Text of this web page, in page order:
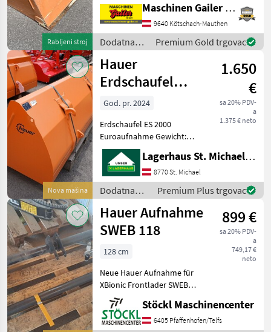
Rabljeni stroj
nosačem za montažu 118
cm - Širina 240 cm -
Kapacitet/Volumen 1, 23 m³
- Visina 80 cm - Dubina 1
Maschinen Gailer GmbH
9640 Kötschach-Mauthen
Dodatna
oprema za
traktore /
Hauer
Premium Gold trgovac
Nova mašina
Hauer
Erdschaufel
2000 POM-C SW-
Euro
1.650
€
sa 20% PDV-
a
1.375 € neto
God. pr. 2024
Erdschaufel ES 2000
Euroaufnahme Gewicht:
214, 4 kg Volumen: 0, 67 m³
ohne Zähne Um Ihnen
unnötige Wartezeiten oder
Wegstrecken zu ersparen,
bitten wir Sie um vorher
Lagerhaus St. Michael ob Leoben eGen
8770 St. Michael
Dodatna
oprema za
traktore /
Hauer
Premium Plus trgovac
Hauer Aufnahme
SWEB 118
899 €
sa 20% PDV-
a
749,17 €
neto
128 cm
Neue Hauer Aufnahme für
XBionic Frontlader SWEB
118. Dodatna oprema za
traktore Prednji utovarivači
- priključni
Stöckl Maschinencenter
6405 Pfaffenhofen/Telfs